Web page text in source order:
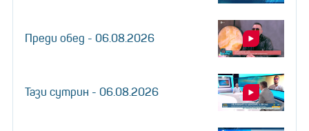
Преди обед - 06.08.2026
Тази сутрин - 06.08.2026